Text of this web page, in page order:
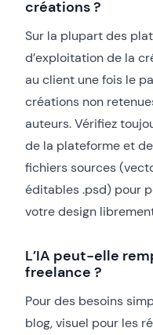
créations ?
Sur la plupart des
d’exploitation de la
au client une fois le
créations non
auteurs. Vérifiez
de la plateforme et
fichiers sources
éditables .psd) pour
votre design
L’IA peut-elle
freelance ?
Pour des besoins
blog, visuel pour les